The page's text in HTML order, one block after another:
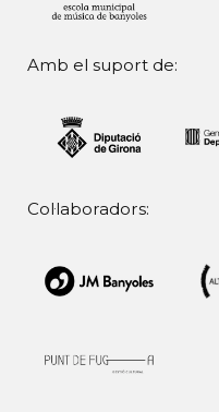
Amb el suport de:
Col·laboradors: